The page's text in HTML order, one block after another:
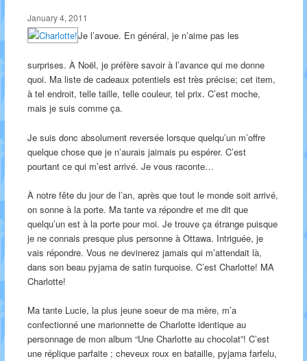
January 4, 2011
Je l’avoue. En général, je n’aime pas les
surprises. À Noël, je préfère savoir à l’avance qui me donne
quoi. Ma liste de cadeaux potentiels est très précise; cet item,
à tel endroit, telle taille, telle couleur, tel prix. C’est moche,
mais je suis comme ça.
Je suis donc absolument reversée lorsque quelqu’un m’offre
quelque chose que je n’aurais jaimais pu espérer. C’est
pourtant ce qui m’est arrivé. Je vous raconte…
À notre fête du jour de l’an, après que tout le monde soit arrivé,
on sonne à la porte. Ma tante va répondre et me dit que
quelqu’un est à la porte pour moi. Je trouve ça étrange puisque
je ne connais presque plus personne à Ottawa. Intriguée, je
vais répondre. Vous ne devinerez jamais qui m’attendait là,
dans son beau pyjama de satin turquoise. C’est Charlotte! MA
Charlotte!
Ma tante Lucie, la plus jeune soeur de ma mère, m’a
confectionné une marionnette de Charlotte identique au
personnage de mon album “Une Charlotte au chocolat”! C’est
une réplique parfaite ; cheveux roux en bataille, pyjama farfelu,